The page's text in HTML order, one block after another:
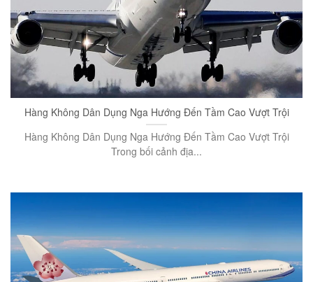
Hàng Không Dân Dụng Nga Hướng Đến Tầm Cao Vượt Trội
Hàng Không Dân Dụng Nga Hướng Đến Tầm Cao Vượt Trội
Trong bối cảnh địa...